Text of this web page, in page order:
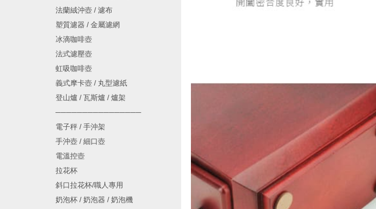
法蘭絨沖壺 / 濾布
塑質濾器 / 金屬濾網
冰滴咖啡壺
法式濾壓壺
虹吸咖啡壺
義式摩卡壺 / 丸型濾紙
登山爐 / 瓦斯爐 / 爐架
────────────────
電子秤 / 手沖架
手沖壺 / 細口壺
電溫控壺
拉花杯
斜口拉花杯/職人專用
奶泡杯 / 奶泡器 / 奶泡機